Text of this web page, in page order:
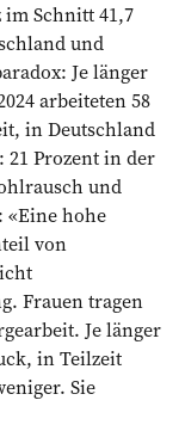
Schnitt 41,7
und
Je länger
arbeiteten 58
in Deutschland
21 Prozent in der
und
«Eine hohe
von
Frauen tragen
Je länger
in Teilzeit
Sie